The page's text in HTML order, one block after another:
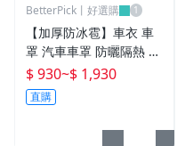
BetterPick丨好選購
【加厚防冰雹】車衣 車
罩 汽車車罩 防曬隔熱 遮
陽罩 全罩式車套 牛津布
材質 防塵防雪 四季通用
戶外停車必備
$ 930~$ 1,930
直購